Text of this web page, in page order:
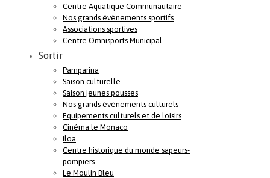
Centre Aquatique Communautaire
Nos grands évènements sportifs
Associations sportives
Centre Omnisports Municipal
Sortir
Pamparina
Saison culturelle
Saison jeunes pousses
Nos grands événements culturels
Equipements culturels et de loisirs
Cinéma le Monaco
Iloa
Centre historique du monde sapeurs-
pompiers
Le Moulin Bleu